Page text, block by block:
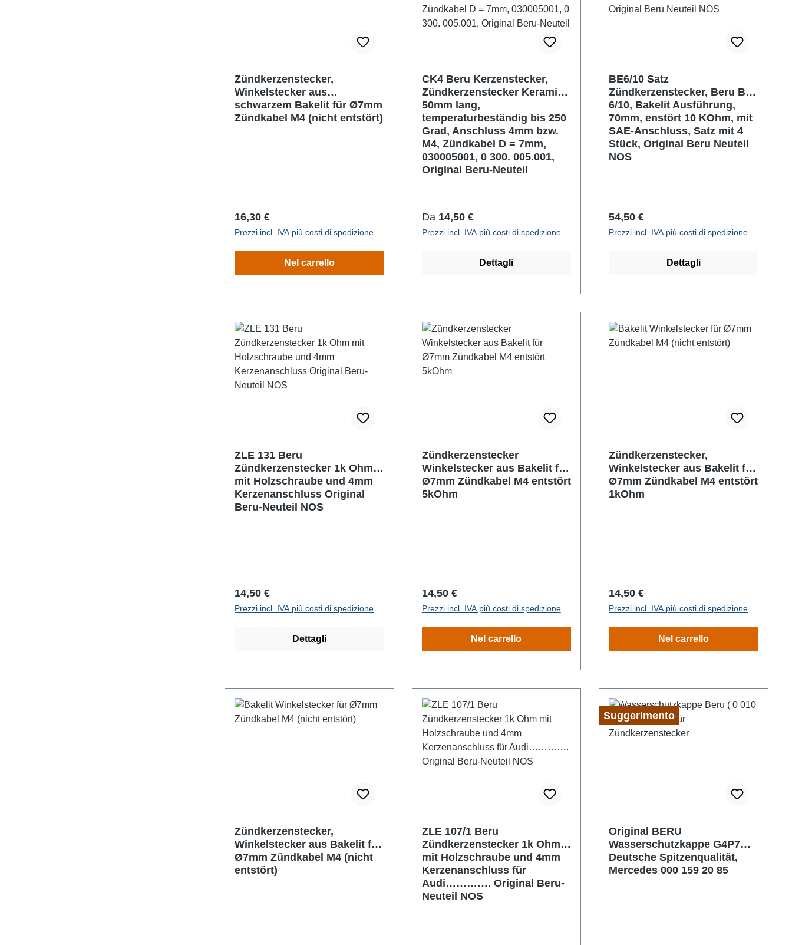
Zündkerzenstecker,
Winkelstecker aus
schwarzem Bakelit für Ø7mm
Zündkabel M4 (nicht entstört)
Prezzo normale:
16,30 €
Prezzi incl. IVA più costi di spedizione
Nel carrello
CK4 Beru Kerzenstecker,
Zündkerzenstecker Keramik,
50mm lang,
temperaturbeständig bis 250
Grad, Anschluss 4mm bzw.
M4, Zündkabel D = 7mm,
030005001, 0 300. 005.001,
Original Beru-Neuteil
Prezzo normale:
Da 14,50 €
Prezzi incl. IVA più costi di spedizione
Dettagli
BE6/10 Satz
Zündkerzenstecker, Beru BE
6/10, Bakelit Ausführung,
70mm, enstört 10 KOhm, mit
SAE-Anschluss, Satz mit 4
Stück, Original Beru Neuteil
NOS
Prezzo normale:
54,50 €
Prezzi incl. IVA più costi di spedizione
Dettagli
ZLE 131 Beru
Zündkerzenstecker 1k Ohm
mit Holzschraube und 4mm
Kerzenanschluss Original
Beru-Neuteil NOS
Prezzo normale:
14,50 €
Prezzi incl. IVA più costi di spedizione
Dettagli
Zündkerzenstecker
Winkelstecker aus Bakelit für
Ø7mm Zündkabel M4 entstört
5kOhm
Prezzo normale:
14,50 €
Prezzi incl. IVA più costi di spedizione
Nel carrello
Zündkerzenstecker,
Winkelstecker aus Bakelit für
Ø7mm Zündkabel M4 entstört
1kOhm
Prezzo normale:
14,50 €
Prezzi incl. IVA più costi di spedizione
Nel carrello
Zündkerzenstecker,
Winkelstecker aus Bakelit für
Ø7mm Zündkabel M4 (nicht
entstört)
ZLE 107/1 Beru
Zündkerzenstecker 1k Ohm
mit Holzschraube und 4mm
Kerzenanschluss für
Audi…………. Original Beru-
Neuteil NOS
Suggerimento
Original BERU
Wasserschutzkappe G4P7
Deutsche Spitzenqualität,
Mercedes 000 159 20 85